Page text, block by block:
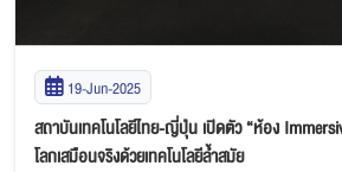
19-Jun-2025
สถาบันเทคโนโลยีไทย-ญี่ปุ่น เปิดตัว “ห้อง
โลกเสมือนจริงด้วยเทคโนโลยีล้ำสมัย